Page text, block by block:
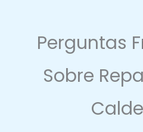
Perguntas
Sobre